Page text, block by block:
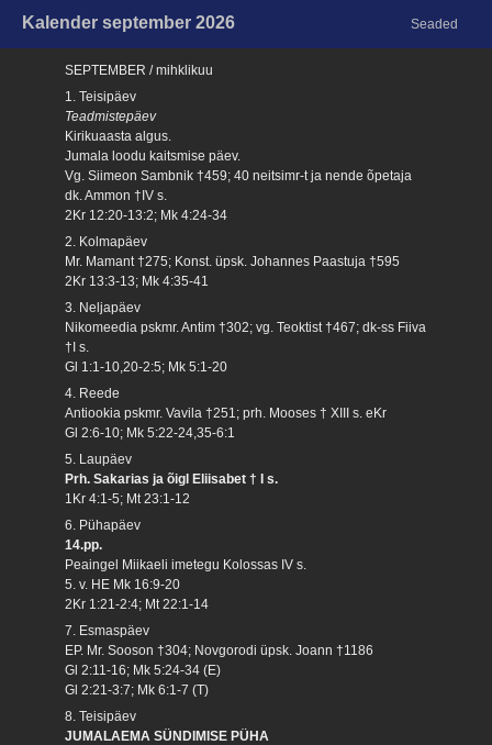
Kalender september 2026 Seaded
SEPTEMBER / mihklikuu
1. Teisipäev
Teadmistepäev
Kirikuaasta algus.
Jumala loodu kaitsmise päev.
Vg. Siimeon Sambnik †459; 40 neitsimr-t ja nende õpetaja
dk. Ammon †IV s.
2Kr 12:20-13:2; Mk 4:24-34
2. Kolmapäev
Mr. Mamant †275; Konst. üpsk. Johannes Paastuja †595
2Kr 13:3-13; Mk 4:35-41
3. Neljapäev
Nikomeedia pskmr. Antim †302; vg. Teoktist †467; dk-ss Fiiva
†I s.
Gl 1:1-10,20-2:5; Mk 5:1-20
4. Reede
Antiookia pskmr. Vavila †251; prh. Mooses † XIII s. eKr
Gl 2:6-10; Mk 5:22-24,35-6:1
5. Laupäev
Prh. Sakarias ja õigl Eliisabet † I s.
1Kr 4:1-5; Mt 23:1-12
6. Pühapäev
14.pp.
Peaingel Miikaeli imetegu Kolossas IV s.
5. v. HE Mk 16:9-20
2Kr 1:21-2:4; Mt 22:1-14
7. Esmaspäev
EP. Mr. Sooson †304; Novgorodi üpsk. Joann †1186
Gl 2:11-16; Mk 5:24-34 (E)
Gl 2:21-3:7; Mk 6:1-7 (T)
8. Teisipäev
JUMALAEMA SÜNDIMISE PÜHA